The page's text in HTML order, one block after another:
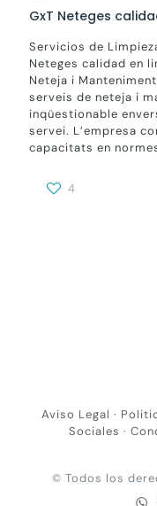
GxT Neteges
Servicios de
Neteges calidad en
Neteja i
serveis de neteja i
inqüestionable
servei. L’empresa
capacitats en
4
Aviso Legal ·
Sociales ·
© Todos los